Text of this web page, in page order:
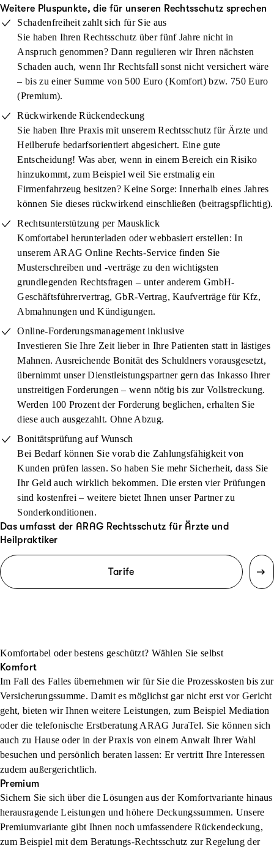
Weitere Pluspunkte, die für unseren Rechtsschutz sprechen
Schadenfreiheit zahlt sich für Sie aus
Sie haben Ihren Rechtsschutz über fünf Jahre nicht in
Anspruch genommen? Dann regulieren wir Ihren nächsten
Schaden auch, wenn Ihr Rechtsfall sonst nicht versichert wäre
– bis zu einer Summe von 500 Euro (Komfort) bzw. 750 Euro
(Premium).
Rückwirkende Rückendeckung
Sie haben Ihre Praxis mit unserem Rechtsschutz für Ärzte und
Heilberufe bedarfsorientiert abgesichert. Eine gute
Entscheidung! Was aber, wenn in einem Bereich ein Risiko
hinzukommt, zum Beispiel weil Sie erstmalig ein
Firmenfahrzeug besitzen? Keine Sorge: Innerhalb eines Jahres
können Sie dieses rückwirkend einschließen (beitragspflichtig).
Rechtsunterstützung per Mausklick
Komfortabel herunterladen oder webbasiert erstellen: In
unserem ARAG Online Rechts-Service finden Sie
Musterschreiben und -verträge zu den wichtigsten
grundlegenden Rechtsfragen – unter anderem GmbH-
Geschäftsführervertrag, GbR-Vertrag, Kaufverträge für Kfz,
Abmahnungen und Kündigungen.
Online-Forderungsmanagement inklusive
Investieren Sie Ihre Zeit lieber in Ihre Patienten statt in lästiges
Mahnen. Ausreichende Bonität des Schuldners vorausgesetzt,
übernimmt unser Dienstleistungspartner gern das Inkasso Ihrer
unstreitigen Forderungen – wenn nötig bis zur Vollstreckung.
Werden 100 Prozent der Forderung beglichen, erhalten Sie
diese auch ausgezahlt. Ohne Abzug.
Bonitätsprüfung auf Wunsch
Bei Bedarf können Sie vorab die Zahlungsfähigkeit von
Kunden prüfen lassen. So haben Sie mehr Sicherheit, dass Sie
Ihr Geld auch wirklich bekommen. Die ersten vier Prüfungen
sind kostenfrei – weitere bietet Ihnen unser Partner zu
Sonderkonditionen.
Das umfasst der ARAG Rechtsschutz für Ärzte und
Heilpraktiker
Tarife
Komfortabel oder bestens geschützt? Wählen Sie selbst
Komfort
Im Fall des Falles übernehmen wir für Sie die Prozesskosten bis zur
Versicherungssumme. Damit es möglichst gar nicht erst vor Gericht
geht, bieten wir Ihnen weitere Leistungen, zum Beispiel Mediation
oder die telefonische Erstberatung ARAG JuraTel. Sie können sich
auch zu Hause oder in der Praxis von einem Anwalt Ihrer Wahl
besuchen und persönlich beraten lassen: Er vertritt Ihre Interessen
zudem außergerichtlich.
Premium
Sichern Sie sich über die Lösungen aus der Komfortvariante hinaus
herausragende Leistungen und höhere Deckungssummen. Unsere
Premiumvariante gibt Ihnen noch umfassendere Rückendeckung,
zum Beispiel mit dem Beratungs-Rechtsschutz zur Regelung der